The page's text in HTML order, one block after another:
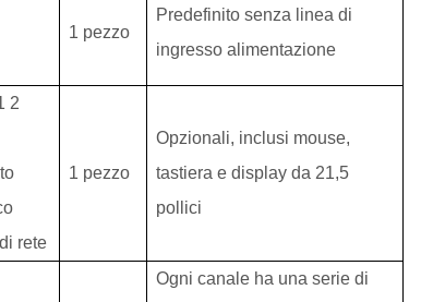
1 pezzo
Predefinito senza linea di
ingresso alimentazione
2
rete
1 pezzo
Opzionali, inclusi mouse,
tastiera edisplay da 21,5
pollici
Ogni canale ha una serie di